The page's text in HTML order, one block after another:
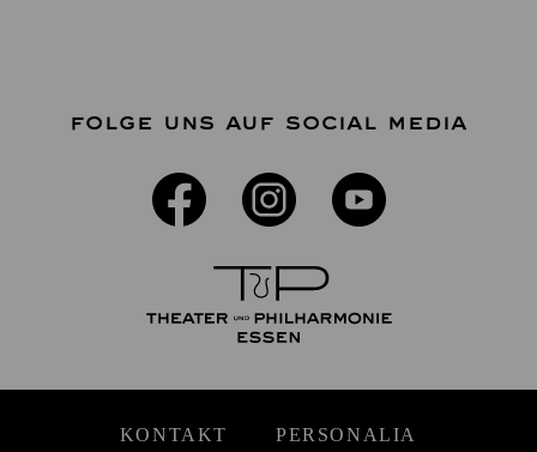
FOLGE UNS AUF SOCIAL MEDIA
KONTAKT PERSONALIA